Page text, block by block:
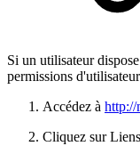
Si un utilisateur
permissions
Accédez à http://
Cliquez sur